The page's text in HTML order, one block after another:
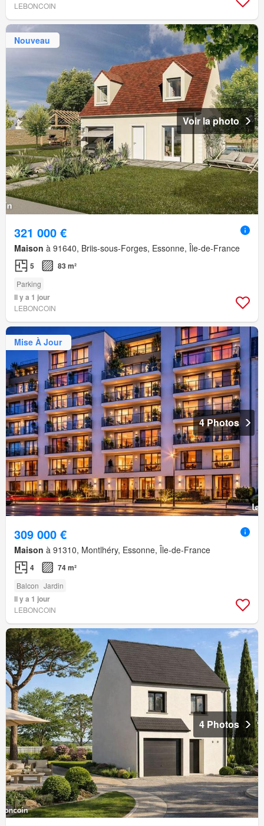
LEBONCOIN
Nouveau
Voir la photo
321 000 €
Maison à 91640, Briis-sous-Forges, Essonne, Île-de-France
5 83 m²
Parking
Il y a 1 jour
LEBONCOIN
Mise À Jour
4 Photos
309 000 €
Maison à 91310, Montlhéry, Essonne, Île-de-France
4 74 m²
Balcon Jardin
Il y a 1 jour
LEBONCOIN
4 Photos